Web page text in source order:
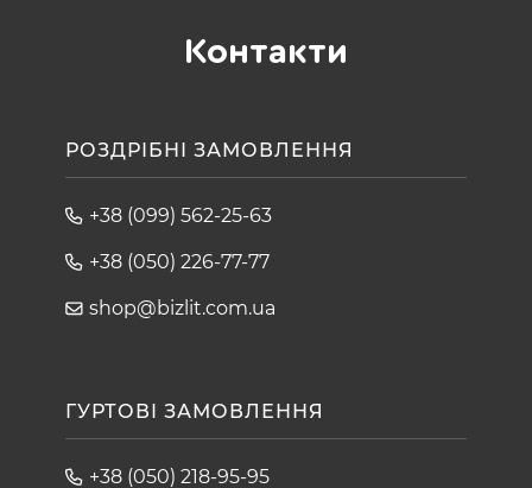
Контакти
РОЗДРІБНІ ЗАМОВЛЕННЯ
+38 (099) 562-25-63
+38 (050) 226-77-77
shop@bizlit.com.ua
ГУРТОВІ ЗАМОВЛЕННЯ
+38 (050) 218-95-95